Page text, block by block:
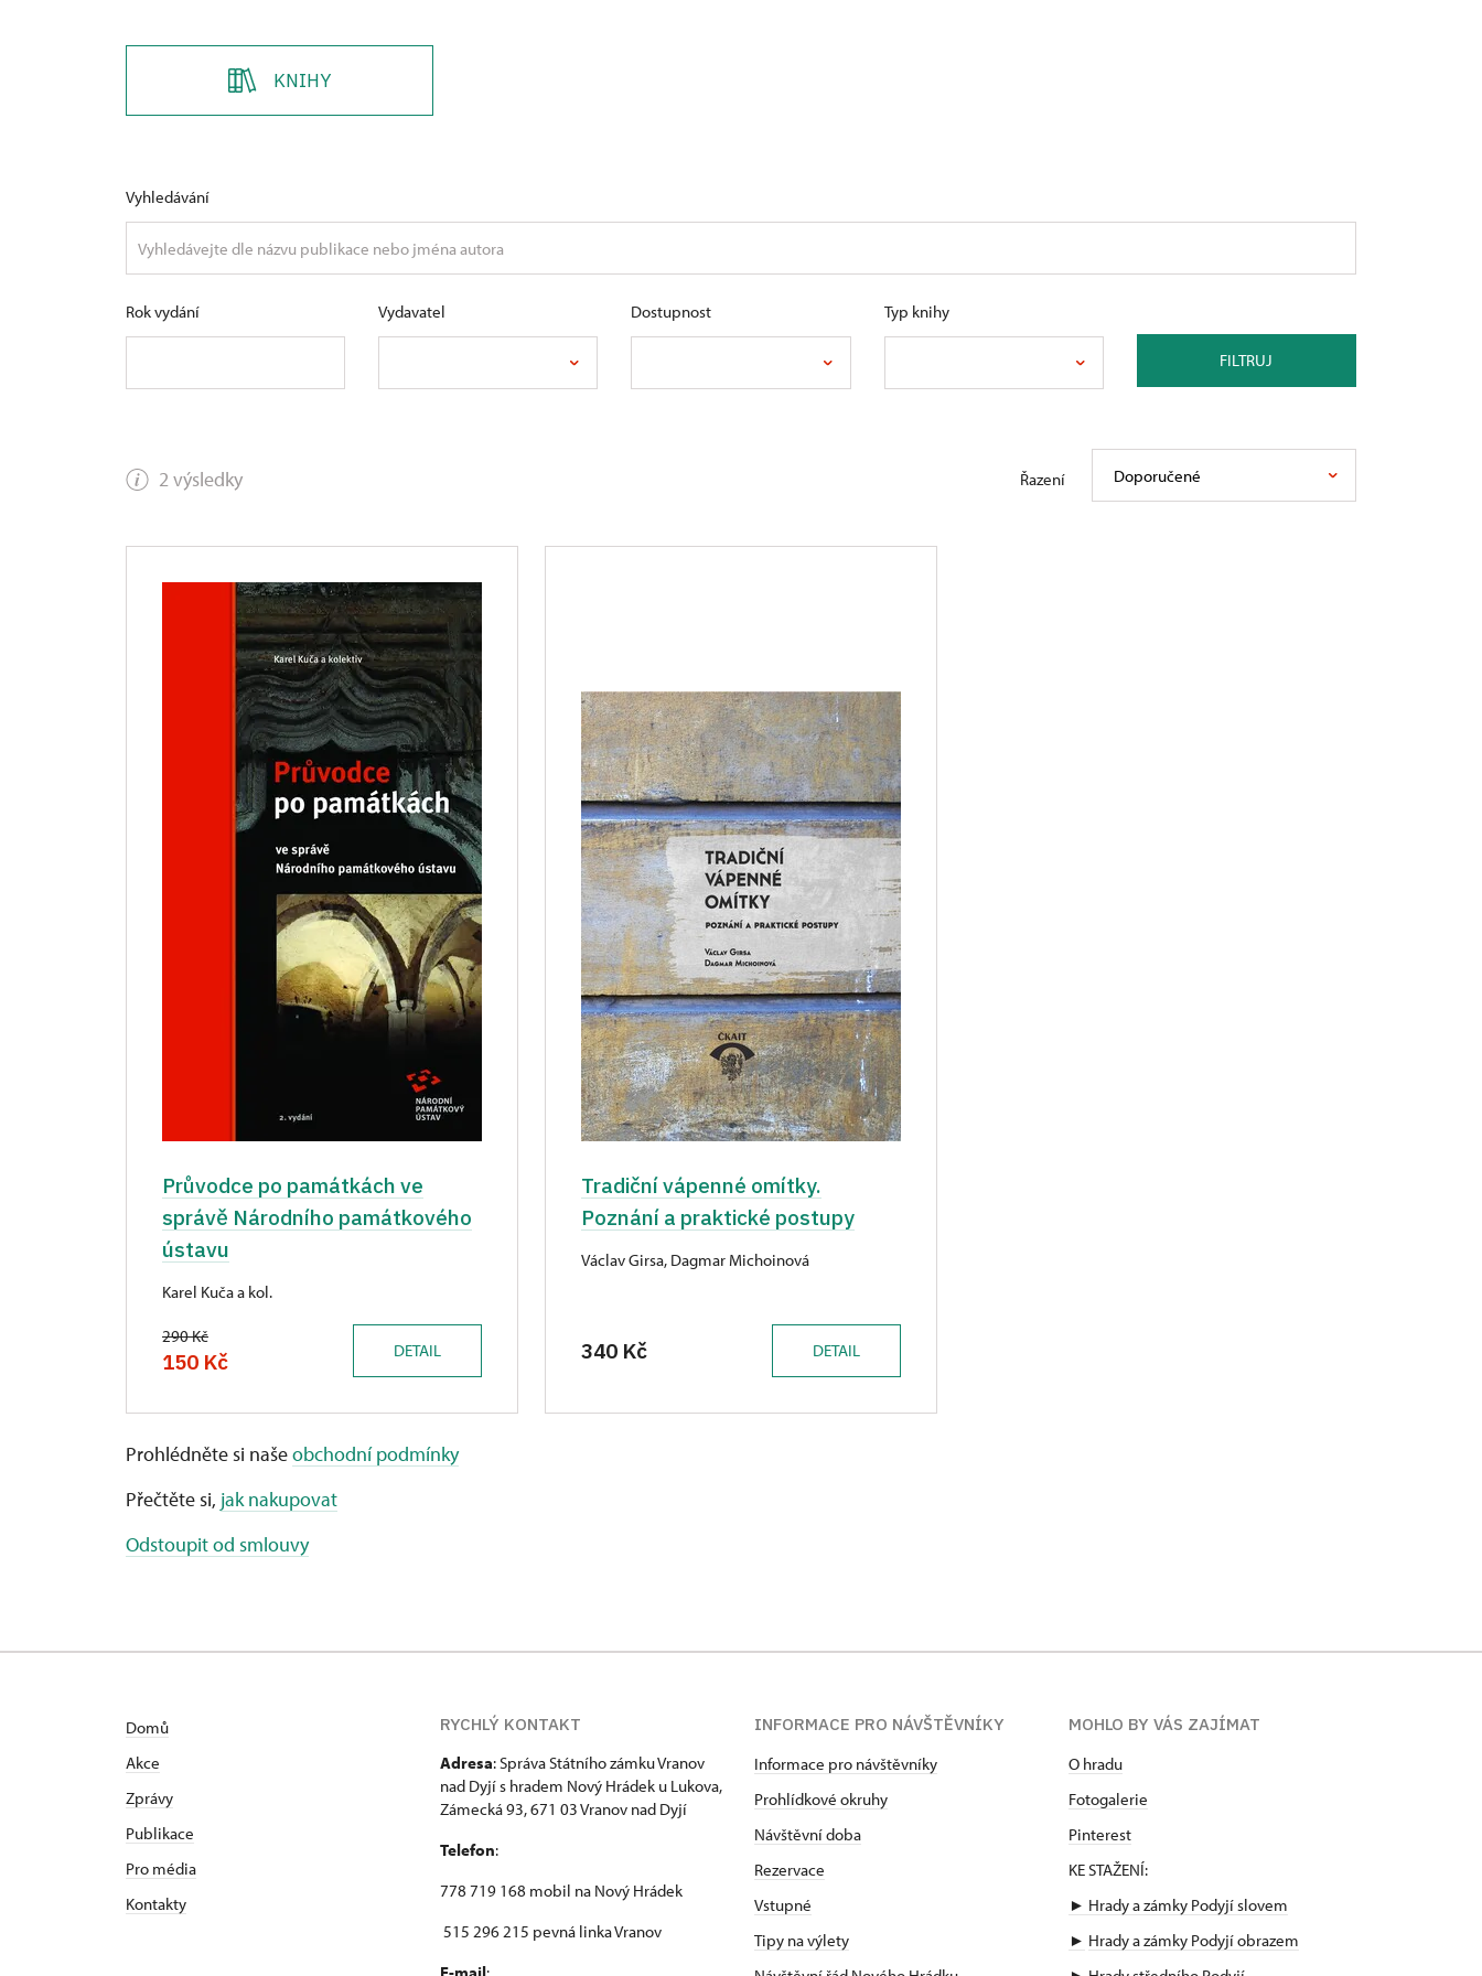
KNIHY
Vyhledávání
Rok vydání Vydavatel Dostupnost Typ knihy
FILTRUJ
2 výsledky Řazení Doporučené
Průvodce po památkách ve
správě Národního památkového
ústavu
Karel Kuča a kol.
290 Kč
150 Kč DETAIL
Tradiční vápenné omítky.
Poznání a praktické postupy
Václav Girsa, Dagmar Michoinová
340 Kč DETAIL
Prohlédněte si našeobchodní podmínky
Přečtěte si, jak nakupovat
Odstoupit od smlouvy
Domů
Akce
Zprávy
Publikace
Pro média
Kontakty
RYCHLÝ KONTAKT
Adresa: Správa Státního zámku Vranov
nad Dyjí s hradem Nový Hrádek u Lukova,
Zámecká 93, 671 03 Vranov nad Dyjí
Telefon:
778 719 168 mobil na Nový Hrádek
515 296 215 pevná linka Vranov
E-mail:
INFORMACE PRO NÁVŠTĚVNÍKY
Informace pro návštěvníky
Prohlídkové okruhy
Návštěvní doba
Rezervace
Vstupné
Tipy na výlety
MOHLO BY VÁS ZAJÍMAT
O hradu
Fotogalerie
Pinterest
KE STAŽENÍ:
► Hrady a zámky Podyjí slovem
► Hrady a zámky Podyjí obrazem